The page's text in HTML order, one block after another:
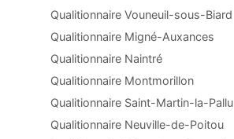
Qualitionnaire Vouneuil-sous-Biard
Qualitionnaire Migné-Auxances
Qualitionnaire Naintré
Qualitionnaire Montmorillon
Qualitionnaire Saint-Martin-la-Pallu
Qualitionnaire Neuville-de-Poitou